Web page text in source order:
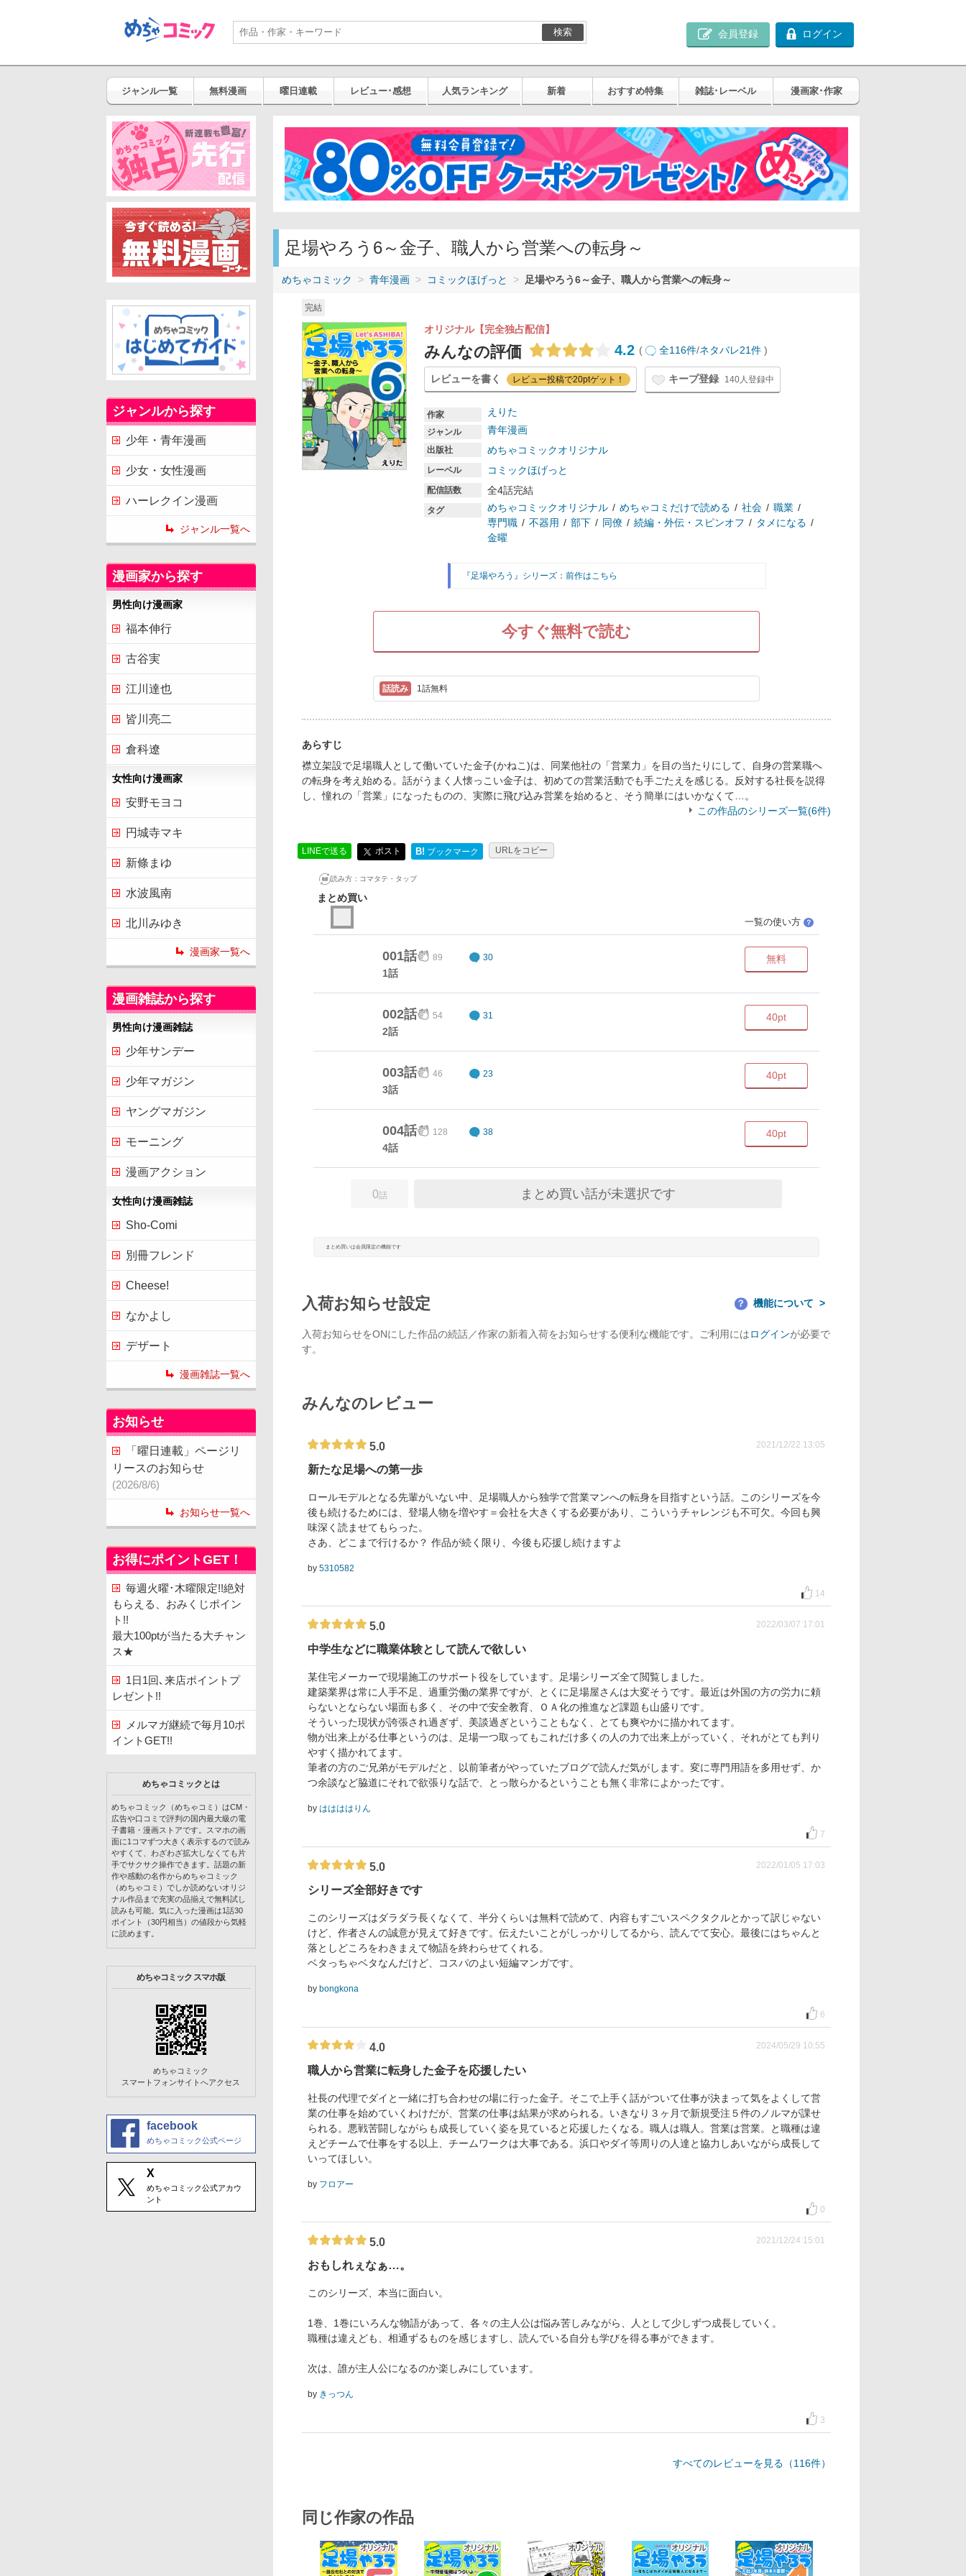
検索 会員登録 ログイン
ジャンル一覧 無料漫画 曜日連載 レビュー･感想 人気ランキング 新着 おすすめ特集 雑誌･レーベル 漫画家･作家
足場やろう6～金子、職人から営業への転身～
めちゃコミック 青年漫画 コミックほげっと 足場やろう6～金子、職人から営業への転身～
完結
オリジナル【完全独占配信】
みんなの評価 4.2 ( 全116件/ネタバレ21件 )
レビューを書く レビュー投稿で20ptゲット！ キープ登録 140人登録中
作家 えりた
ジャンル 青年漫画
出版社 めちゃコミックオリジナル
レーベル コミックほげっと
配信話数 全4話完結
タグ めちゃコミックオリジナル めちゃコミだけで読める 社会
職業
専門職
不器用 部下 同僚 続編・外伝・スピンオフ
タメになる
金曜
『足場やろう』シリーズ：前作はこちら
今すぐ無料で読む
1話無料
あらすじ
襟立架設で足場職人として働いていた金子(かねこ)は、同業他社の「営業力」を目の当たりにして、自身の営業職へ
の転身を考え始める。話がうまく人懐っこい金子は、初めての営業活動でも手ごたえを感じる。反対する社長を説得
し、憧れの「営業」になったものの、実際に飛び込み営業を始めると、そう簡単にはいかなくて…。
この作品のシリーズ一覧(6件)
LINEで送る ポスト B! ブックマーク URLをコピー
読み方： コマタテ・タップ
まとめ買い
一覧の使い方 ？
001話 89 30
1話
無料
002話 54 31
2話
40pt
003話 46 23
3話
40pt
004話 128 38
4話
40pt
0話 まとめ買い話が未選択です
まとめ買いは会員限定の機能です
入荷お知らせ設定 ？ 機能について
入荷お知らせをONにした作品の続話／作家の新着入荷をお知らせする便利な機能です。ご利用にはログインが必要で
す。
みんなのレビュー
5.0 2021/12/22 13:05
新たな足場への第一歩
ロールモデルとなる先輩がいない中、足場職人から独学で営業マンへの転身を目指すという話。このシリーズを今
後も続けるためには、登場人物を増やす＝会社を大きくする必要があり、こういうチャレンジも不可欠。今回も興
味深く読ませてもらった。
さあ、どこまで行けるか？ 作品が続く限り、今後も応援し続けますよ
by 5310582
14
5.0 2022/03/07 17:01
中学生などに職業体験として読んで欲しい
某住宅メーカーで現場施工のサポート役をしています。足場シリーズ全て閲覧しました。
建築業界は常に人手不足、過重労働の業界ですが、とくに足場屋さんは大変そうです。最近は外国の方の労力に頼
らないとならない場面も多く、その中で安全教育、ＯＡ化の推進など課題も山盛りです。
そういった現状が誇張され過ぎず、美談過ぎということもなく、とても爽やかに描かれてます。
物が出来上がる仕事というのは、足場一つ取ってもこれだけ多くの人の力で出来上がっていく、それがとても判り
やすく描かれてます。
筆者の方のご兄弟がモデルだと、以前筆者がやっていたブログで読んだ気がします。変に専門用語を多用せず、か
つ余談など脇道にそれで欲張りな話で、とっ散らかるということも無く非常によかったです。
by ははははりん
7
5.0 2022/01/05 17:03
シリーズ全部好きです
このシリーズはダラダラ長くなくて、半分くらいは無料で読めて、内容もすごいスペクタクルとかって訳じゃない
けど、作者さんの誠意が見えて好きです。伝えたいことがしっかりしてるから、読んでて安心。最後にはちゃんと
落としどころをわきまえて物語を終わらせてくれる。
ベタっちゃベタなんだけど、コスパのよい短編マンガです。
by bongkona
6
4.0 2024/05/29 10:55
職人から営業に転身した金子を応援したい
社長の代理でダイと一緒に打ち合わせの場に行った金子。そこで上手く話がついて仕事が決まって気をよくして営
業の仕事を始めていくわけだが、営業の仕事は結果が求められる。いきなり３ヶ月で新規受注５件のノルマが課せ
られる。悪戦苦闘しながらも成長していく姿を見ていると応援したくなる。職人は職人。営業は営業。と職種は違
えどチームで仕事をする以上、チームワークは大事である。浜口やダイ等周りの人達と協力しあいながら成長して
いってほしい。
by フロアー
0
5.0 2021/12/24 15:01
おもしれぇなぁ…。
このシリーズ、本当に面白い。
1巻、1巻にいろんな物語があって、各々の主人公は悩み苦しみながら、人として少しずつ成長していく。
職種は違えども、相通ずるものを感じますし、読んでいる自分も学びを得る事ができます。
次は、誰が主人公になるのか楽しみにしています。
by きっつん
3
すべてのレビューを見る（116件）
同じ作家の作品
ジャンルから探す
少年・青年漫画
少女・女性漫画
ハーレクイン漫画
ジャンル一覧へ
漫画家から探す
男性向け漫画家
福本伸行
古谷実
江川達也
皆川亮二
倉科遼
女性向け漫画家
安野モヨコ
円城寺マキ
新條まゆ
水波風南
北川みゆき
漫画家一覧へ
漫画雑誌から探す
男性向け漫画雑誌
少年サンデー
少年マガジン
ヤングマガジン
モーニング
漫画アクション
女性向け漫画雑誌
Sho-Comi
別冊フレンド
Cheese!
なかよし
デザート
漫画雑誌一覧へ
お知らせ
「曜日連載」ページリ
リースのお知らせ
(2026/8/6)
お知らせ一覧へ
お得にポイントGET！
毎週火曜･木曜限定!!絶対
もらえる、おみくじポイン
ト!!
最大100ptが当たる大チャン
ス★
1日1回､来店ポイントプ
レゼント!!
メルマガ継続で毎月10ポ
イントGET!!
めちゃコミックとは
めちゃコミック（めちゃコミ）はCM・
広告や口コミで評判の国内最大級の電
子書籍・漫画ストアです。スマホの画
面に1コマずつ大きく表示するので読み
やすくて、わざわざ拡大しなくても片
手でサクサク操作できます。話題の新
作や感動の名作からめちゃコミック
（めちゃコミ）でしか読めないオリジ
ナル作品まで充実の品揃えで無料試し
読みも可能。気に入った漫画は1話30
ポイント（30円相当）の値段から気軽
に読めます。
めちゃコミック スマホ版
めちゃコミック
スマートフォンサイトへアクセス
facebook
めちゃコミック公式ページ
X
めちゃコミック公式アカウ
ント